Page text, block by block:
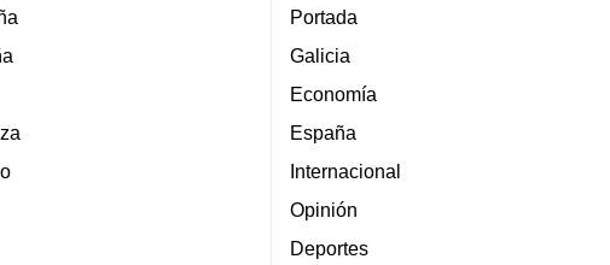
Portada
Galicia
Economía
España
Internacional
Opinión
Deportes